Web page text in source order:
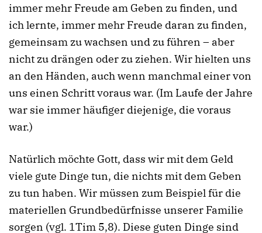
immer mehr Freude am Geben zu finden, und
ich lernte, immer mehr Freude daran zu finden,
gemeinsam zu wachsen und zu führen – aber
nicht zu drängen oder zu ziehen. Wir hielten uns
an den Händen, auch wenn manchmal einer von
uns einen Schritt voraus war. (Im Laufe der Jahre
war sie immer häufiger diejenige, die voraus
war.)
Natürlich möchte Gott, dass wir mit dem Geld
viele gute Dinge tun, die nichts mit dem Geben
zu tun haben. Wir müssen zum Beispiel für die
materiellen Grundbedürfnisse unserer Familie
sorgen (vgl. 1Tim 5,8). Diese guten Dinge sind